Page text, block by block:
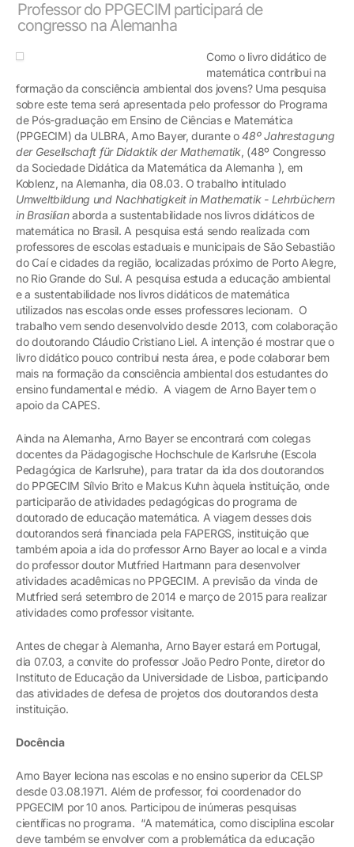
Professor do PPGECIM participará de
congresso na Alemanha
Como o livro didático de
matemática contribui na
formação da consciência ambiental dos jovens? Uma pesquisa
sobre este tema será apresentada pelo professor do Programa
de Pós-graduação em Ensino de Ciências e Matemática
(PPGECIM) da ULBRA, Arno Bayer, durante o48º Jahrestagung
der Gesellschaft für Didaktik der Mathematik, (48º Congresso
da Sociedade Didática da Matemática da Alemanha ), em
Koblenz, na Alemanha, dia 08.03. O trabalho intitulado
Umweltbildung und Nachhatigkeit in Mathematik - Lehrbüchern
in Brasilianaborda a sustentabilidade nos livros didáticos de
matemática no Brasil. A pesquisa está sendo realizada com
professores de escolas estaduais e municipais de São Sebastião
do Caí e cidades da região, localizadas próximo de Porto Alegre,
no Rio Grande do Sul. A pesquisa estuda a educação ambiental
e a sustentabilidade nos livros didáticos de matemática
utilizados nas escolas onde esses professores lecionam. O
trabalho vem sendo desenvolvido desde 2013, com colaboração
do doutorando Cláudio Cristiano Liel. A intenção é mostrar que o
livro didático pouco contribui nesta área, e pode colaborar bem
mais na formação da consciência ambiental dos estudantes do
ensino fundamental e médio. A viagem de Arno Bayer tem o
apoio da CAPES.
Ainda na Alemanha, Arno Bayer se encontrará com colegas
docentes da Pädagogische Hochschule de Karlsruhe (Escola
Pedagógica de Karlsruhe), para tratar da ida dos doutorandos
do PPGECIM Sílvio Brito e Malcus Kuhn àquela instituição, onde
participarão de atividades pedagógicas do programa de
doutorado de educação matemática. A viagem desses dois
doutorandos será financiada pela FAPERGS, instituição que
também apoia a ida do professor Arno Bayer ao local e a vinda
do professor doutor Mutfried Hartmann para desenvolver
atividades acadêmicas no PPGECIM. A previsão da vinda de
Mutfried será setembro de 2014 e março de 2015 para realizar
atividades como professor visitante.
Antes de chegar à Alemanha, Arno Bayer estará em Portugal,
dia 07.03, a convite do professor João Pedro Ponte, diretor do
Instituto de Educação da Universidade de Lisboa, participando
das atividades de defesa de projetos dos doutorandos desta
instituição.
Docência
Arno Bayer leciona nas escolas e no ensino superior da CELSP
desde 03.08.1971. Além de professor, foi coordenador do
PPGECIM por 10 anos. Participou de inúmeras pesquisas
científicas no programa. “A matemática, como disciplina escolar
deve também se envolver com a problemática da educação